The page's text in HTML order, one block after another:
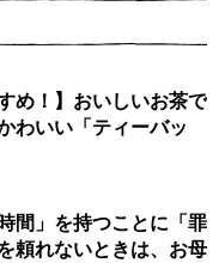
め！】おいしいお茶で
わいい「ティーバッ
間」を持つことに「罪
頼れないときは、お母